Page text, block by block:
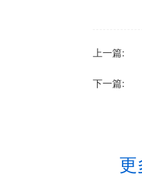
上一篇:
下一篇:
更